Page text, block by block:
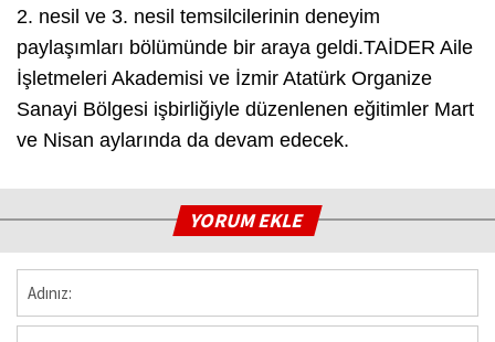
2. nesil ve 3. nesil temsilcilerinin deneyim
paylaşımları bölümünde bir araya geldi.TAİDER Aile
İşletmeleri Akademisi ve İzmir Atatürk Organize
Sanayi Bölgesi işbirliğiyle düzenlenen eğitimler Mart
ve Nisan aylarında da devam edecek.
YORUM EKLE